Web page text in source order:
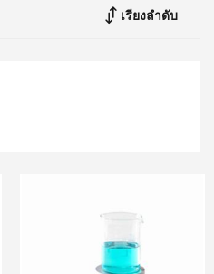
เรียงลำดับ